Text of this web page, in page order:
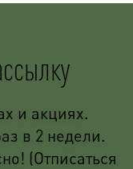
и акциях.
в 2 недели.
(Отписаться